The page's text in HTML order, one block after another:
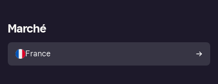
Explorez les magasins
Politique de protection de
l’acheteur Klarna
Portail Marchand
Marché
France